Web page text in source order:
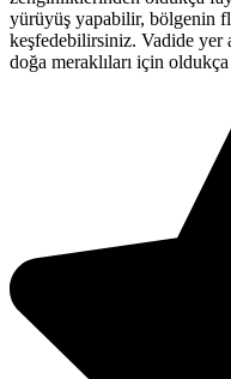
yürüyüş yapabilir, bölgenin
keşfedebilirsiniz. Vadide yer
doğa meraklıları için